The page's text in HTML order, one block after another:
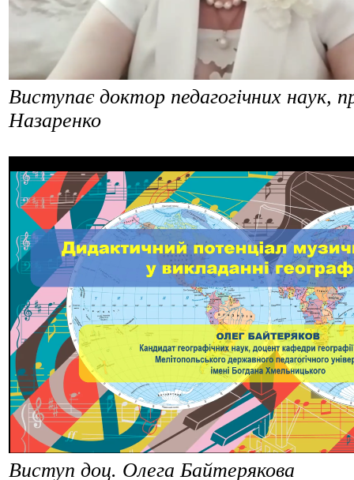
Виступає доктор педагогічних наук,
Назаренко
Виступ доц. Олега Байтерякова